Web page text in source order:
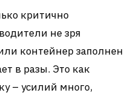
критично
не зря
контейнер заполнен
в разы. Это как
– усилий много,